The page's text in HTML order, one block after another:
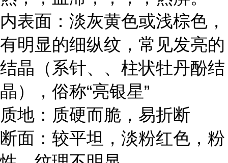
内表面：淡灰黄色或浅棕色，
有明显的细纵纹，常见发亮的
结晶（系针、、柱状牡丹酚结
晶），俗称“亮银星”
质地：质硬而脆，易折断
断面：较平坦，淡粉红色，粉